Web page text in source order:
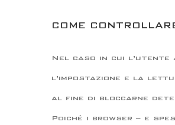
COME
Nel caso in cui l’utente
l’impostazione e la
al fine di bloccarne
Poiché i browser – e